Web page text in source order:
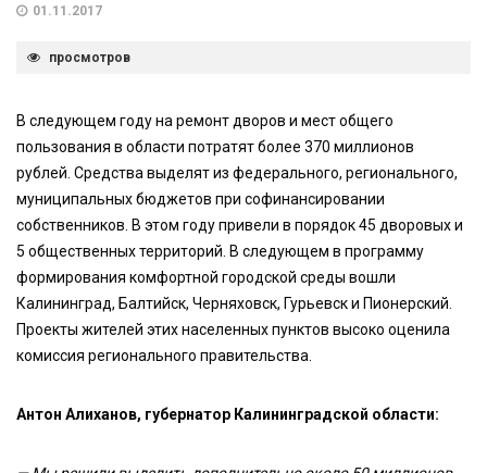
01.11.2017
просмотров
В следующем году на ремонт дворов и мест общего
пользования в области потратят более 370 миллионов
рублей. Средства выделят из федерального, регионального,
муниципальных бюджетов при софинансировании
собственников. В этом году привели в порядок 45 дворовых и
5 общественных территорий. В следующем в программу
формирования комфортной городской среды вошли
Калининград, Балтийск, Черняховск, Гурьевск и Пионерский.
Проекты жителей этих населенных пунктов высоко оценила
комиссия регионального правительства.
Антон Алиханов, губернатор Калининградской области: